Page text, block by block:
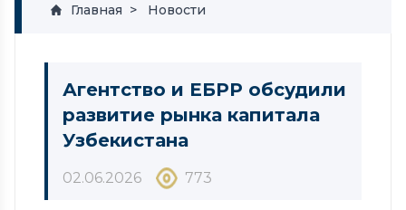
Главная Новости
Агентство и ЕБРР обсудили
развитие рынка капитала
Узбекистана
02.06.2026 773